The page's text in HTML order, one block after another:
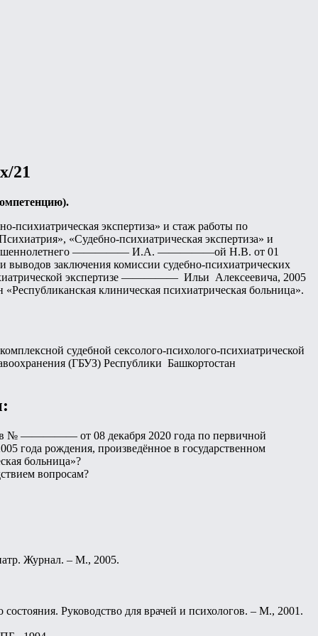
21
экспертиза» и стаж работы по
«Судебно-психиатрическая экспертиза» и
————— И.А. —————ой Н.В. от 01
выводов заключения комиссии судебно-психиатрических
экспертизе ————— Ильи Алексеевича, 2005
клиническая психиатрическая больница».
судебной сексолого-психолого-психиатрической
(ГБУЗ) Республики Башкортостан
№ ————— от 08 декабря 2020 года по первичной
года рождения, произведённое в государственном
больница»?
вопросам?
Журнал. – М., 2005.
Руководство для врачей и психологов. – М., 2001.